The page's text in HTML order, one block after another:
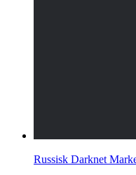
Russisk Darknet